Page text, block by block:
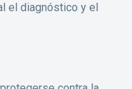
el diagnóstico y el